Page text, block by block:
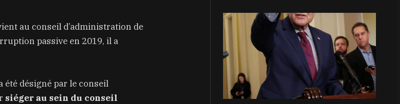
au conseil d’administration de
passive en 2019, il a
désigné par le conseil
siéger au sein du conseil